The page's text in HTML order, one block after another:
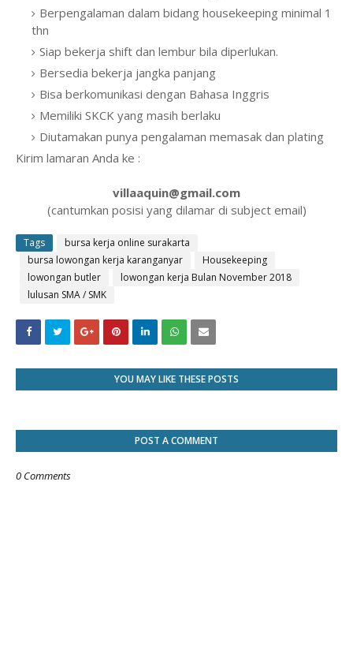
Berpengalaman dalam bidang housekeeping minimal 1
thn
Siap bekerja shift dan lembur bila diperlukan.
Bersedia bekerja jangka panjang
Bisa berkomunikasi dengan Bahasa Inggris
Memiliki SKCK yang masih berlaku
Diutamakan punya pengalaman memasak dan plating
Kirim lamaran Anda ke :
villaaquin@gmail.com
(cantumkan posisi yang dilamar di subject email)
Tags
bursa kerja online surakarta
bursa lowongan kerja karanganyar
Housekeeping
lowongan butler
lowongan kerja Bulan November 2018
lulusan SMA / SMK
YOU MAY LIKE THESE POSTS
POST A COMMENT
0 Comments